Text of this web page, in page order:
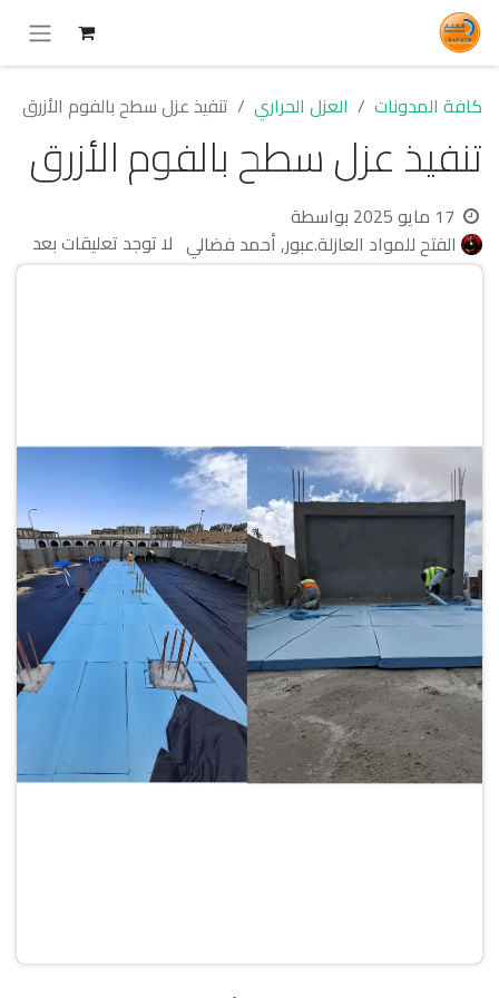
كافة المدونات العزل الحراري تنفيذ عزل سطح بالفوم الأزرق
تنفيذ عزل سطح بالفوم الأزرق
17 مايو 2025
بواسطة
الفتح للمواد العازلة.عبور, أحمد فضالي لا توجد تعليقات بعد